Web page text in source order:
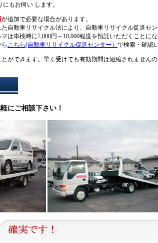
もお伺い します。
が追加で必要な場合があります。
自動車リサイクル法により、自動車リサイクル促進セ
は車検時に7,000円～18,000程度を預託いただくことに
こちら(自動車リサイクル促進センター） で検索・確認
ができます。早く受けても有効期間は短縮されません
にご相談下さい！